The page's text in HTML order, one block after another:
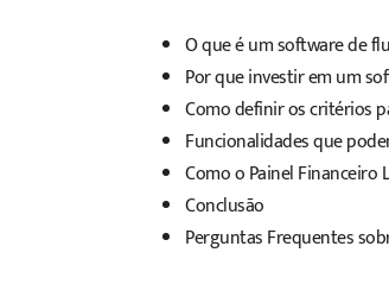
O que é um software de
Por que investir em um
Como definir os critérios
Funcionalidades que
Como o Painel Financeiro
Conclusão
Perguntas Frequentes